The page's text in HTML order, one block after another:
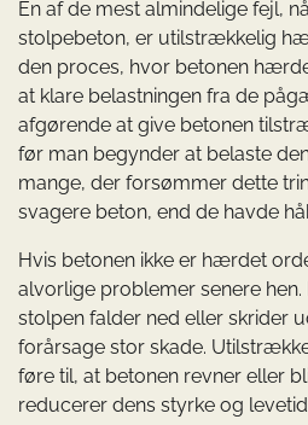
En af de mest almindelige fejl,
stolpebeton, er utilstrækkelig
den proces, hvor betonen
at klare belastningen fra de
afgørende at give betonen
før man begynder at belaste
mange, der forsømmer dette
svagere beton, end de havde
Hvis betonen ikke er hærdet
alvorlige problemer senere hen.
stolpen falder ned eller skrider
forårsage stor skade.
føre til, at betonen revner eller
reducerer dens styrke og